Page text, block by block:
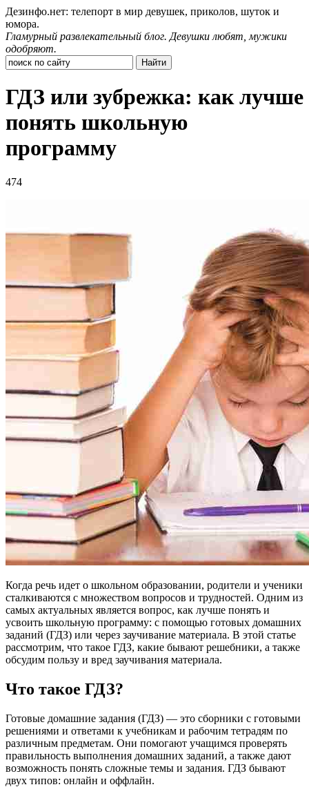
Дезинфо.нет: телепорт в мир девушек, приколов, шуток и
юмора.
Гламурный развлекательный блог. Девушки любят, мужики
одобряют.
ГДЗ или зубрежка: как лучше
понять школьную
программу
474
Когда речь идет о школьном образовании, родители и ученики
сталкиваются с множеством вопросов и трудностей. Одним из
самых актуальных является вопрос, как лучше понять и
усвоить школьную программу: с помощью готовых домашних
заданий (ГДЗ) или через заучивание материала. В этой статье
рассмотрим, что такое ГДЗ, какие бывают решебники, а также
обсудим пользу и вред заучивания материала.
Что такое ГДЗ?
Готовые домашние задания (ГДЗ) — это сборники с готовыми
решениями и ответами к учебникам и рабочим тетрадям по
различным предметам. Они помогают учащимся проверять
правильность выполнения домашних заданий, а также дают
возможность понять сложные темы и задания. ГДЗ бывают
двух типов: онлайн и оффлайн.